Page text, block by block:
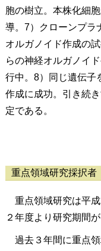
胞の樹立。本株化細
導。7）クローンプラ
オルガノイド作成の
らの神経オルガノイ
行中。8）同じ遺伝子
作成に成功。引き続
定である。
重点領域研究採択者
重点領域研究は平成
２年度より研究期間
過去３年間に重点